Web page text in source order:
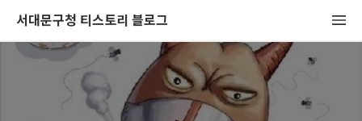
서대문구청 티스토리 블로그